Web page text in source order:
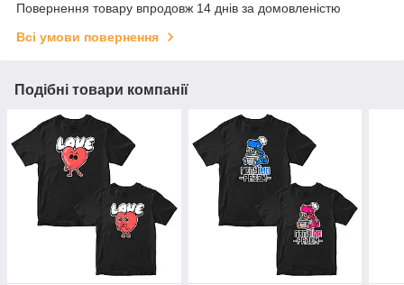
Повернення товару впродовж 14 днів за домовленістю
Всі умови повернення
Подібні товари компанії